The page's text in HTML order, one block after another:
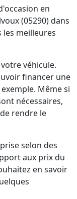
en
(05290) dans
les meilleures
véhicule.
financer une
Même si
nécessaires,
rendre le
selon des
aux prix du
en savoir